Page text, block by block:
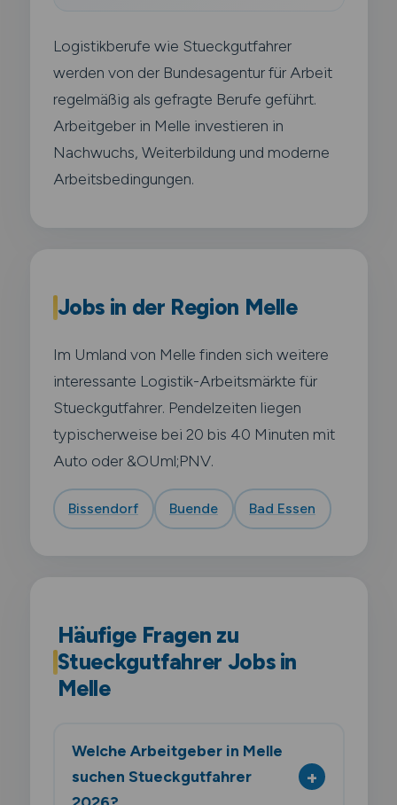
Logistikberufe wie Stueckgutfahrer
werden von der Bundesagentur für Arbeit
regelmäßig als gefragte Berufe geführt.
Arbeitgeber in Melle investieren in
Nachwuchs, Weiterbildung und moderne
Arbeitsbedingungen.
Jobs in der Region Melle
Im Umland von Melle finden sich weitere
interessante Logistik-Arbeitsmärkte für
Stueckgutfahrer. Pendelzeiten liegen
typischerweise bei 20 bis 40 Minuten mit
Auto oder &OUml;PNV.
Bissendorf Buende Bad Essen
Häufige Fragen zu
Stueckgutfahrer Jobs in
Melle
Welche Arbeitgeber in Melle
suchen Stueckgutfahrer